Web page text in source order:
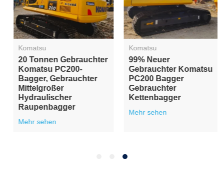
Komatsu
20 Tonnen Gebrauchter
Komatsu PC200-
Bagger, Gebrauchter
Mittelgroßer
Hydraulischer
Raupenbagger
Mehr sehen
Komatsu
99% Neuer
Gebrauchter Komatsu
PC200 Bagger
Gebrauchter
Kettenbagger
Mehr sehen